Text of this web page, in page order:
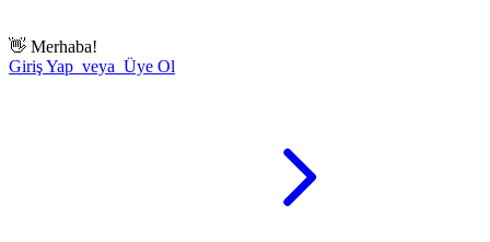
👋 Merhaba!
Giriş Yap veya Üye Ol